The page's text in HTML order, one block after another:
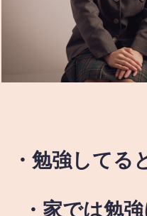
・勉強して
・家では勉